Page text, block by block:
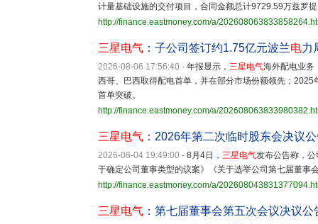
计量基础设施的交付项目，合同金额总计9729.59万兹罗
http://finance.eastmoney.com/a/
三星电气 ：子公司签订约1.75亿元波兰电力
2026-08-06 17:56:40 - 年报显示， 三星电气海外配电业务
西哥、巴西取得配电首单，并在部分市场份额领先；
首单突破。
http://finance.eastmoney.com/a/
三星电气 ：2026年第二次临时股东会决议
2026-08-04 19:49:00 - 8月4日， 三星电气发布公告称，
于确定公司董事类型的议案》《关于选举公司第七届董事
http://finance.eastmoney.com/a/
三星电气 ：第七届董事会第五次会议决议公